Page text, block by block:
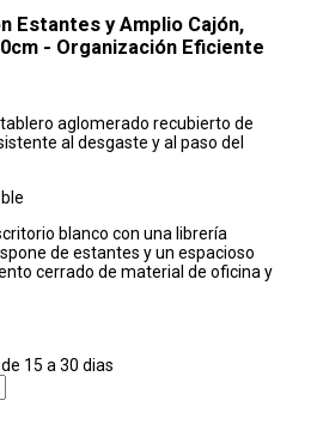
Estantes y Amplio Cajón,
- Organización Eficiente
aglomerado recubierto de
al desgaste y al paso del
blanco con una librería
de estantes y un espacioso
cerrado de material de oficina y
15 a 30 dias